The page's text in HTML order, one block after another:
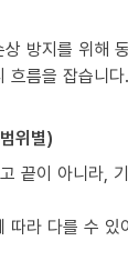
방지를 위해
흐름을 잡습니다.
위별)
끝이 아니라,
따라 다를 수 있